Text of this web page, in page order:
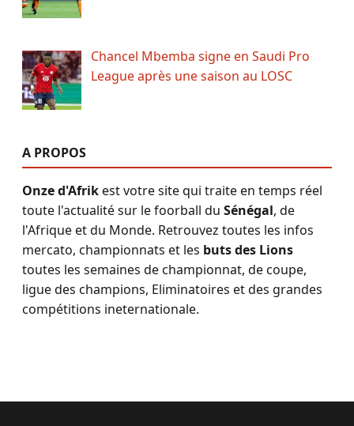
Chancel Mbemba signe en Saudi Pro
League après une saison au LOSC
A PROPOS
Onze d'Afrikest votre site qui traite en temps réel
toute l'actualité sur le foorball du Sénégal, de
l'Afrique et du Monde. Retrouvez toutes les infos
mercato, championnats et les buts des Lions
toutes les semaines de championnat, de coupe,
ligue des champions, Eliminatoires et des grandes
compétitions ineternationale.